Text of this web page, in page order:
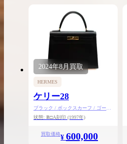
2024年8月買取
HERMES
ケリー28
ブラック / ボックスカーフ / ゴール
ド金具
状態: B□A刻印 (1997年)
買取価格¥ 600,000